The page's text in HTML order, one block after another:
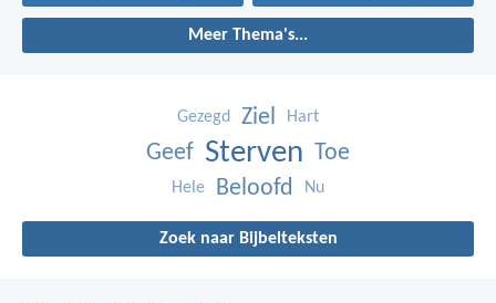
Meer Thema's...
Gezegd Ziel Hart
Geef Sterven Toe
Hele Beloofd Nu
Zoek naar Bijbelteksten